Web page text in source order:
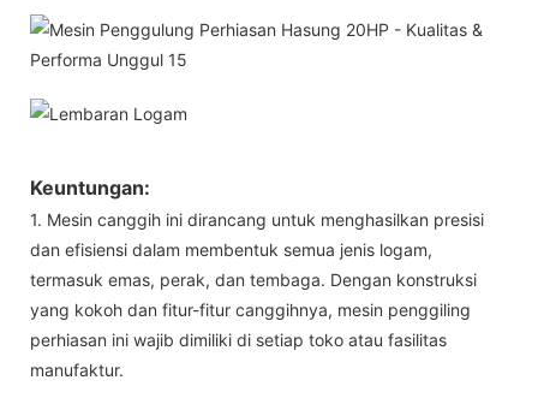
Keuntungan:
1. Mesin canggih ini dirancang untuk menghasilkan presisi
dan efisiensi dalam membentuk semua jenis logam,
termasuk emas, perak, dan tembaga. Dengan konstruksi
yang kokoh dan fitur-fitur canggihnya, mesin penggiling
perhiasan ini wajib dimiliki di setiap toko atau fasilitas
manufaktur.